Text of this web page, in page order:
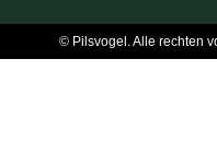
© Pilsvogel. Alle rechten